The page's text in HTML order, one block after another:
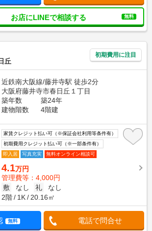
お店にLINEで相談する 無料
丘
初期費用に注目
近鉄南大阪線/藤井寺駅 徒歩2分
大阪府藤井寺市春日丘１丁目
築年数
築24年
建物階数
4階建
家賃クレジット払い可（※保証会社利用等条件有）
初期費用クレジット払い可（※一部条件有）
即入居
写真充実 無料オンライン相談可
4.1万円
管理費等：4,000円
敷
なし 礼
なし
2階
1K 20.16㎡
無料 電話で問合せ